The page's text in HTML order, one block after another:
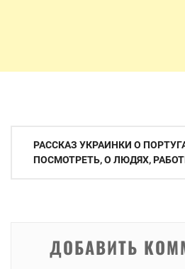
Навигация
РАССКАЗ УКРАИНКИ О
ПОСМОТРЕТЬ, О ЛЮДЯХ,
ДОБАВИТЬ